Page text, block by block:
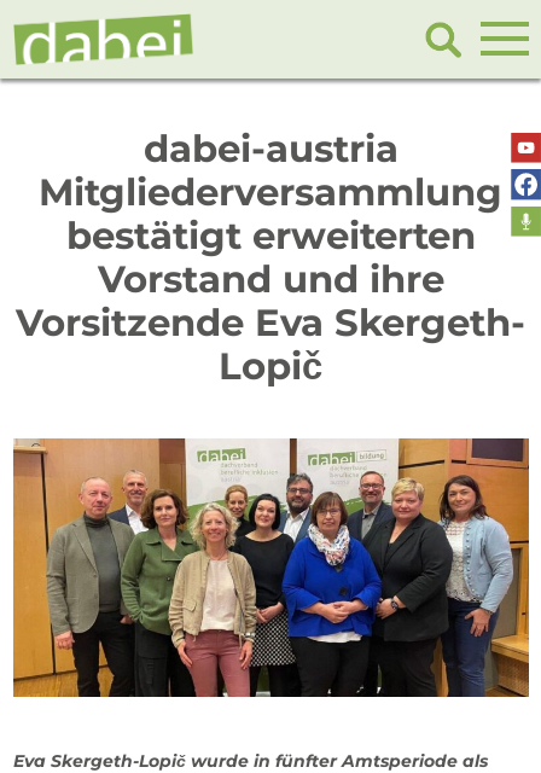
dabei-austria
Mitgliederversammlung
bestätigt erweiterten
Vorstand und ihre
Vorsitzende Eva Skergeth-
Lopič
Eva Skergeth-Lopič wurde in fünfter Amtsperiode als